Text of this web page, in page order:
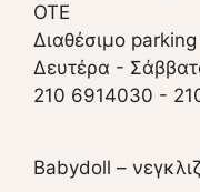
ΟΤΕ
Διαθέσιμο
Δευτέρα -
210 6914030 -
Babydoll –